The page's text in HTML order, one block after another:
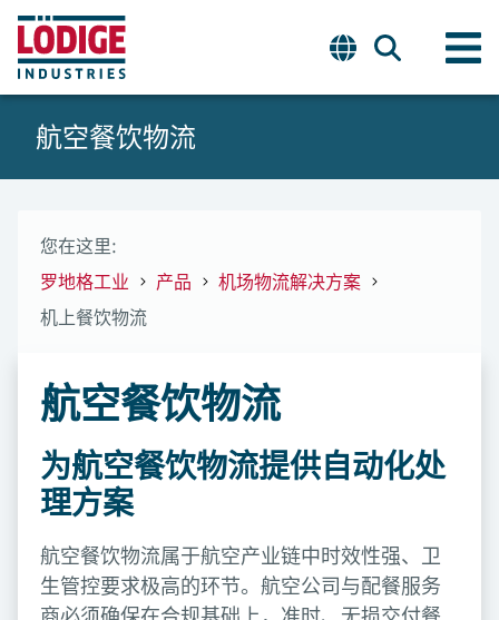
航空餐饮物流
您在这里:
罗地格工业
产品
机场物流解决方案
机上餐饮物流
航空餐饮物流
为航空餐饮物流提供自动化处
理方案
航空餐饮物流属于航空产业链中时效性强、卫
生管控要求极高的环节。航空公司与配餐服务